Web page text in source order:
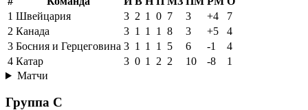
1 Швейцария 3 2 1 0 7 3 +4
7
2 Канада 3 1 1 1 8 3 +5
4
3 Босния и Герцеговина 3 1 1 1 5 6 -1
4
4 Катар 3 0 1 2 2 10 -8
1
Матчи
Группа C